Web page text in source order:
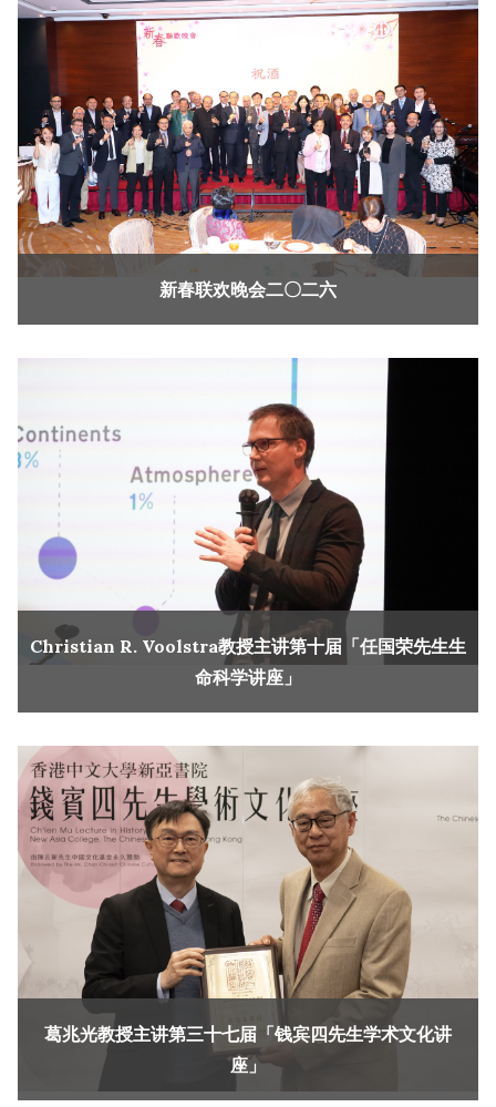
新春联欢晚会二〇二六
Christian R. Voolstra教授主讲第十届「任国荣先生生
命科学讲座」
葛兆光教授主讲第三十七届「钱宾四先生学术文化讲
座」